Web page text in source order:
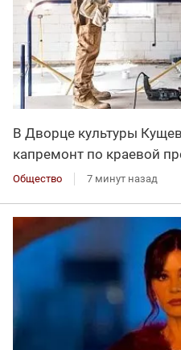
В Дворце культуры
капремонт по краевой
Общество 7 минут назад